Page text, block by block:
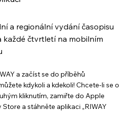
a regionální vydání časopisu
každé čtvrtletí na mobilním
a začíst se do příběhů
kdykoli a kdekoli! Chcete-li se o
kliknutím, zamiřte do Apple
a stáhněte aplikaci „RIWAY